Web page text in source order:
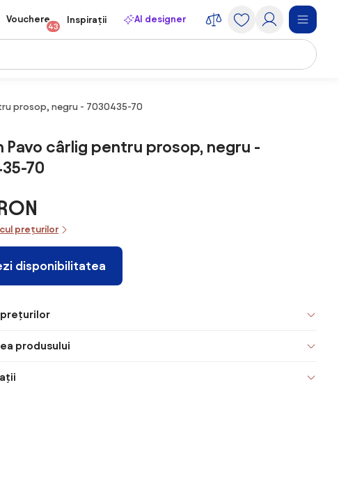
Vouchere
43
Inspirații AI designer
prosop, negru - 7030435-70
Pavo cârlig pentru prosop, negru -
70
prețurilor
disponibilitatea
produsului